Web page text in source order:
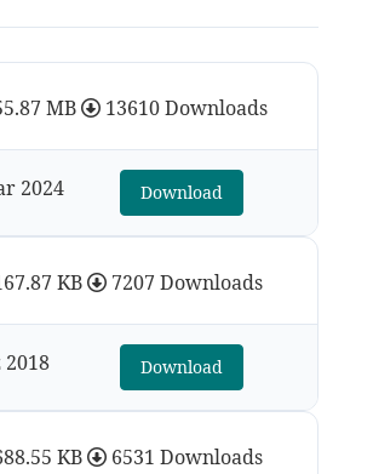
MB 13610 Downloads
2024 Download
KB 7207 Downloads
Download
KB 6531 Downloads